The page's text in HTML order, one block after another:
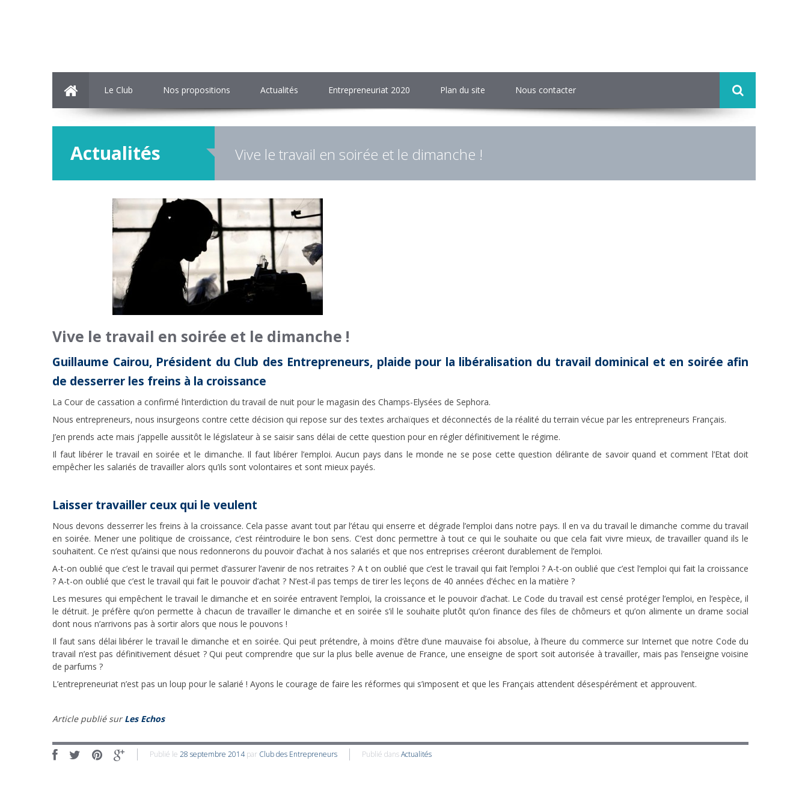
Le Club Nos propositions Actualités Entrepreneuriat 2020 Plan du site Nous contacter
Actualités Vive le travail en soirée et le dimanche !
Vive le travail en soirée et le dimanche !
Guillaume Cairou, Président du Club des Entrepreneurs, plaide pour la libéralisation du travail dominical et en soirée afin
de desserrer les freins à la croissance
La Cour de cassation a confirmé l’interdiction du travail de nuit pour le magasin des Champs-Elysées de Sephora.
Nous entrepreneurs, nous insurgeons contre cette décision qui repose sur des textes archaïques et déconnectés de la réalité du terrain vécue par les entrepreneurs Français.
J’en prends acte mais j’appelle aussitôt le législateur à se saisir sans délai de cette question pour en régler définitivement le régime.
Il faut libérer le travail en soirée et le dimanche. Il faut libérer l’emploi. Aucun pays dans le monde ne se pose cette question délirante de savoir quand et comment l’Etat doit
empêcher les salariés de travailler alors qu’ils sont volontaires et sont mieux payés.
Laisser travailler ceux qui le veulent
Nous devons desserrer les freins à la croissance. Cela passe avant tout par l’étau qui enserre et dégrade l’emploi dans notre pays. Il en va du travail le dimanche comme du travail
en soirée. Mener une politique de croissance, c’est réintroduire le bon sens. C’est donc permettre à tout ce qui le souhaite ou que cela fait vivre mieux, de travailler quand ils le
souhaitent. Ce n’est qu’ainsi que nous redonnerons du pouvoir d’achat à nos salariés et que nos entreprises créeront durablement de l’emploi.
A-t-on oublié que c’est le travail qui permet d’assurer l’avenir de nos retraites ? A t on oublié que c’est le travail qui fait l’emploi ? A-t-on oublié que c’est l’emploi qui fait la croissance
? A-t-on oublié que c’est le travail qui fait le pouvoir d’achat ? N’est-il pas temps de tirer les leçons de 40 années d’échec en la matière ?
Les mesures qui empêchent le travail le dimanche et en soirée entravent l’emploi, la croissance et le pouvoir d’achat. Le Code du travail est censé protéger l’emploi, en l’espèce, il
le détruit. Je préfère qu’on permette à chacun de travailler le dimanche et en soirée s’il le souhaite plutôt qu’on finance des files de chômeurs et qu’on alimente un drame social
dont nous n’arrivons pas à sortir alors que nous le pouvons !
Il faut sans délai libérer le travail le dimanche et en soirée. Qui peut prétendre, à moins d’être d’une mauvaise foi absolue, à l’heure du commerce sur Internet que notre Code du
travail n’est pas définitivement désuet ? Qui peut comprendre que sur la plus belle avenue de France, une enseigne de sport soit autorisée à travailler, mais pas l’enseigne voisine
de parfums ?
L’entrepreneuriat n’est pas un loup pour le salarié ! Ayons le courage de faire les réformes qui s’imposent et que les Français attendent désespérément et approuvent.
Article publié surLes Echos
Publié le 28 septembre 2014par Club des Entrepreneurs Publié dansActualités